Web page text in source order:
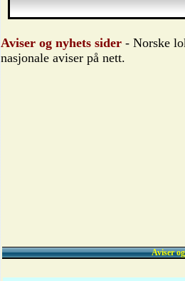
Aviser og nyhets sider - Norske
nasjonale aviser på nett.
Aviser